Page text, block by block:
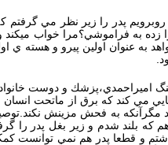
پدر را زير نظر مي گرفتم كه
به فراموشي؟مرا خواب ميكند
به عنوان اولين پيرو و
اميراحمدي،پزشك و دوست
مي كند كه برق از ماتحت
به فحش مزينش
كه بلند شدم و زير بغل پدر
و قطعا پدر هم نمي